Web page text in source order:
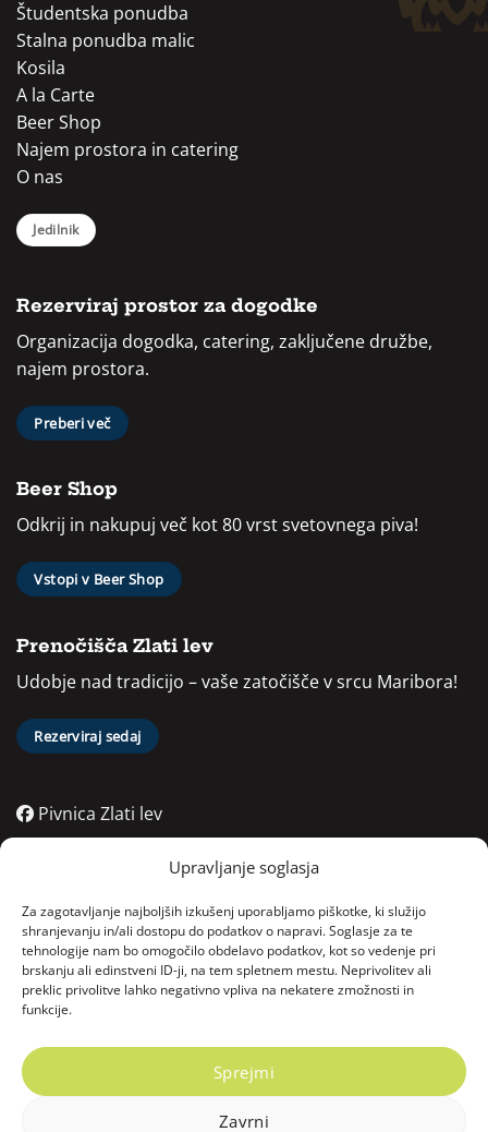
Upravljanje soglasja
Za zagotavljanje najboljših izkušenj uporabljamo piškotke, ki služijo
shranjevanju in/ali dostopu do podatkov o napravi. Soglasje za te
tehnologije nam bo omogočilo obdelavo podatkov, kot so vedenje pri
brskanju ali edinstveni ID-ji, na tem spletnem mestu. Neprivolitev ali
preklic privolitve lahko negativno vpliva na nekatere zmožnosti in
funkcije.
Sprejmi
Zavrni
Študentska ponudba
Stalna ponudba malic
Kosila
A la Carte
Beer Shop
Najem prostora in catering
O nas
Jedilnik
Rezerviraj prostor za dogodke
Organizacija dogodka, catering, zaključene družbe,
najem prostora.
Preberi več
Beer Shop
Odkrij in nakupuj več kot 80 vrst svetovnega piva!
Vstopi v Beer Shop
Prenočišča Zlati lev
Udobje nad tradicijo – vaše zatočišče v srcu Maribora!
Rezerviraj sedaj
Pivnica Zlati lev
Pivnica Zlati lev
Kontakt
06:00 - 22:00
Vodnikov trg 4, 2000 Maribor, Slovenija